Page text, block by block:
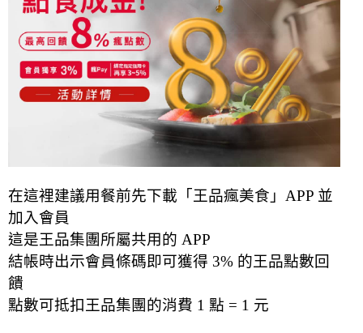
在這裡建議用餐前先下載「王品瘋美食」APP 並
加入會員
這是王品集團所屬共用的 APP
結帳時出示會員條碼即可獲得 3% 的王品點數回
饋
點數可抵扣王品集團的消費 1 點 = 1 元